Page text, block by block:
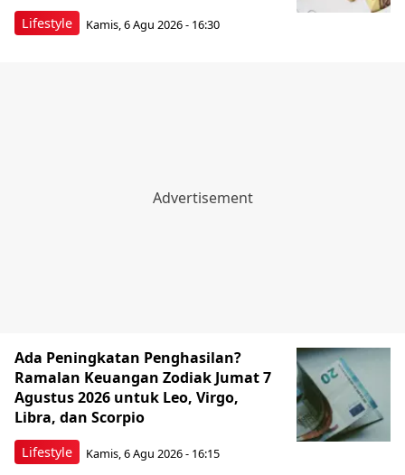
Lifestyle Kamis, 6 Agu 2026 - 16:30
Lifestyle
Ada Peningkatan Penghasilan?
Ramalan Keuangan Zodiak Jumat 7
Agustus 2026 untuk Leo, Virgo,
Libra, dan Scorpio
Kamis, 6 Agu 2026 - 16:15